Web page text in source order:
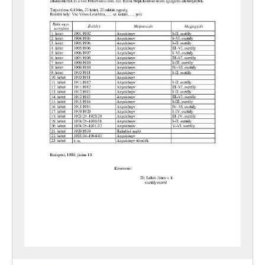
[Fond] 0405 - MTH Váci 233. sz. Iparostanuló Iskolájának iratai, 1949–1953
[Fond] 0406 - MTH Váci 257. sz. Iparostanuló Iskolájának iratai, 1948–1952
[Fond] 0421 - Bartók Béla Zeneiskola, Vác iratai, 1962–2000
[Fond] 0601 - Siketek Váci Általános Iskolájának és Nevelőotthonának (1945-ig Siketnémák Váci Kir. Országos Intézetének) iratai, 1802–1996
[Fond] 0602 - Siketnéma Fiúk Váci (1948-ig H. Nagy Sándor) Állami Foglalkoztató Intézetének iratai, 1920–1967
[Fond] 0603 - Siketnéma Leányok Váci Állami Foglalkoztató Intézetének iratai, 1934–1951
[Fond] 0604 - Simon Antal Általános Iskola, Diákotthon és Gyermekotthon (korábban Siketek Kisegítő Iskolája és Nevelőotthona) iratai, 1963 - 1993
[Fond] 0605 - Általános Iskola és Speciális Szakiskola (1968-ig Állami Gyógypedagógiai Iskola, 1986-ig Kisegítő Iskola, 1991-ig Általános Iskola), Vác iratai, 1961–1993
[Fond] 0651 - A Vác Városi Tanács V. B. Gazdasági-Műszaki Ellátó Szervezetének (GAMESZ) iratai, 1982–2010
[Fond] 0701 - Vác Város Levéltárának iratai, 1981–2006
[Fond] 0702 - A Katona Lajos Városi Könyvtár iratai, 1952–2008
[Fond] 0703 - Váci Értéktár - Közérdekű Muzeális Gyűjtemény, 2009–2011
[Fond] 0731 - Madách Imre Művelődési Központ iratai, 1967-1999